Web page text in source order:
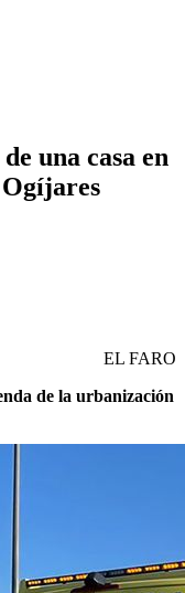
una casa en
EL FARO
de la urbanización